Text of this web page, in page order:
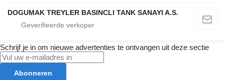
DOGUMAK TREYLER BASINCLI TANK SANAYI A.S.
Schrijf je in om nieuwe advertenties te ontvangen uit deze sectie
Abonneren